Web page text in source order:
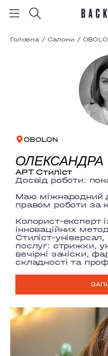
Головна / Салони /
OBOLON
ОЛЕКСАНДРА
АРТ Стиліст
Досвід роботи:
Маю міжнародний
правом роботи за
Колорист-експерт
інноваційних
Стиліст-
послуг: стрижки,
вечірні зачіски,
складності та